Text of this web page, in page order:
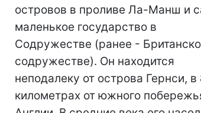
островов в проливе Ла-Манш и
маленькое государство в
Содружестве (ранее -
содружестве). Он находится
неподалеку от острова Гернси, в
километрах от южного